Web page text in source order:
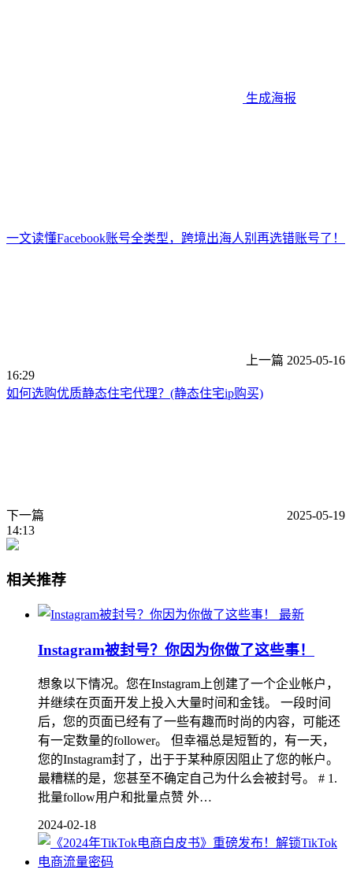
生成海报
一文读懂Facebook账号全类型，跨境出海人别再选错账号了！
上一篇 2025-05-16
16:29
如何选购优质静态住宅代理？(静态住宅ip购买)
下一篇
2025-05-19
14:13
相关推荐
最新
Instagram被封号？你因为你做了这些事！
想象以下情况。您在Instagram上创建了一个企业帐户，
并继续在页面开发上投入大量时间和金钱。 一段时间
后，您的页面已经有了一些有趣而时尚的内容，可能还
有一定数量的follower。 但幸福总是短暂的，有一天，
您的Instagram封了，出于于某种原因阻止了您的帐户。
最糟糕的是，您甚至不确定自己为什么会被封号。 # 1.
批量follow用户和批量点赞 外…
2024-02-18